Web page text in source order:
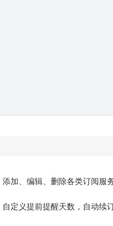
添加、编辑、删除各类订阅服
自定义提前提醒天数，自动续